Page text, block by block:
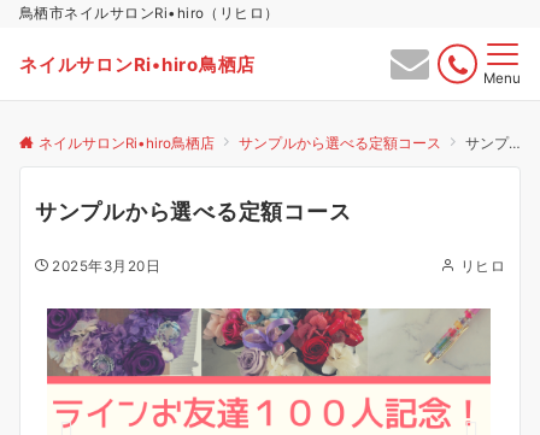
鳥栖市ネイルサロンRi•hiro（リヒロ）
ネイルサロンRi•hiro鳥栖店
Menu
ネイルサロンRi•hiro鳥栖店 サンプルから選べる定額コース サンプルから選べる定額コース
サンプルから選べる定額コース
2025年3月20日 リヒロ